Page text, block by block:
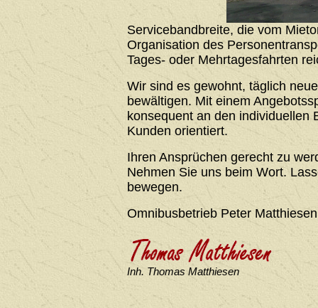
Servicebandbreite, die vom
Organisation des
Tages- oder Mehrtagesfahrten
Wir sind es gewohnt, täglich
bewältigen. Mit einem
konsequent an den individuellen
Kunden orientiert.
Ihren Ansprüchen gerecht zu
Nehmen Sie uns beim Wort.
bewegen.
Omnibusbetrieb Peter Matthiesen
Inh. Thomas Matthiesen